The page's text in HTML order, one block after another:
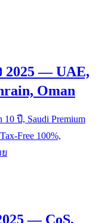
— UAE,
Oman
ปี, Saudi Premium
Free 100%,
— CoS,